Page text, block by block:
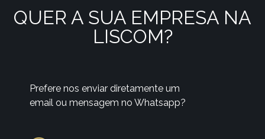
QUER A SUA EMPRESA NA
LISCOM?
Prefere nos enviar diretamente um
email ou mensagem no Whatsapp?